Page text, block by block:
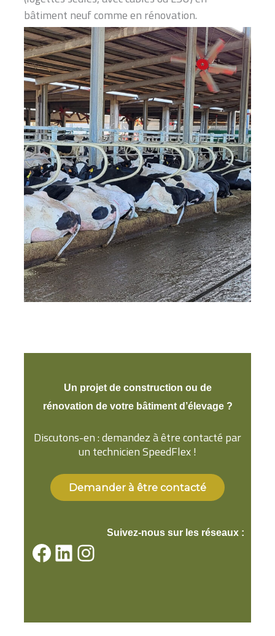
bâtiment neuf comme en rénovation.
Un projet de construction ou de
rénovation de votre bâtiment d’élevage ?
Discutons-en : demandez à être contacté par
un technicien SpeedFlex !
Demander à être contacté
Suivez-nous sur les réseaux :